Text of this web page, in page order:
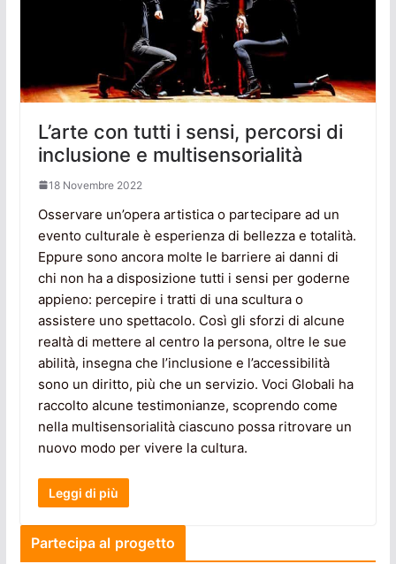
L’arte con tutti i sensi, percorsi di
inclusione e multisensorialità
18 Novembre 2022
Osservare un’opera artistica o partecipare ad un
evento culturale è esperienza di bellezza e totalità.
Eppure sono ancora molte le barriere ai danni di
chi non ha a disposizione tutti i sensi per goderne
appieno: percepire i tratti di una scultura o
assistere uno spettacolo. Così gli sforzi di alcune
realtà di mettere al centro la persona, oltre le sue
abilità, insegna che l’inclusione e l’accessibilità
sono un diritto, più che un servizio. Voci Globali ha
raccolto alcune testimonianze, scoprendo come
nella multisensorialità ciascuno possa ritrovare un
nuovo modo per vivere la cultura.
Leggi di più
Partecipa al progetto